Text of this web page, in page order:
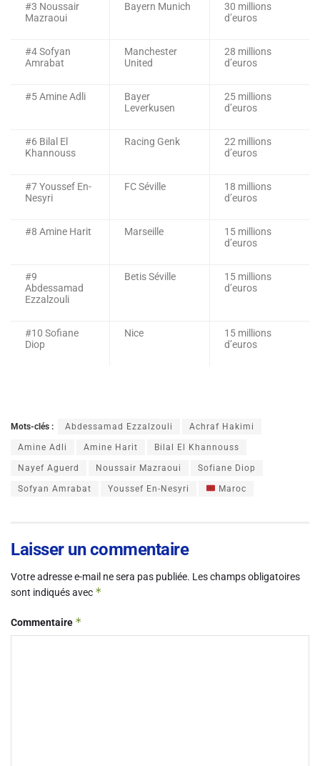
#3 Noussair
Mazraoui
Bayern Munich
30 millions
d’euros
#4 Sofyan
Amrabat
Manchester
United
28 millions
d’euros
#5 Amine Adli
Bayer
Leverkusen
25 millions
d’euros
#6 Bilal El
Khannouss
Racing Genk
22 millions
d’euros
#7 Youssef En-
Nesyri
FC Séville
18 millions
d’euros
#8 Amine Harit Marseille
15 millions
d’euros
#9
Abdessamad
Ezzalzouli
Betis Séville
15 millions
d’euros
#10 Sofiane
Diop
Nice
15 millions
d’euros
Mots-clés : Abdessamad Ezzalzouli Achraf Hakimi
Amine Adli Amine Harit Bilal El Khannouss
Nayef Aguerd Noussair Mazraoui Sofiane Diop
Sofyan Amrabat Youssef En-Nesyri Maroc
Laisser un commentaire
Votre adresse e-mail ne sera pas publiée. Les champs obligatoires
sont indiqués avec *
Commentaire *